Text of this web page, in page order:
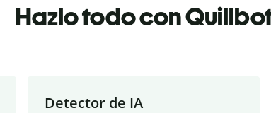
Hazlo todo con
Detector de IA